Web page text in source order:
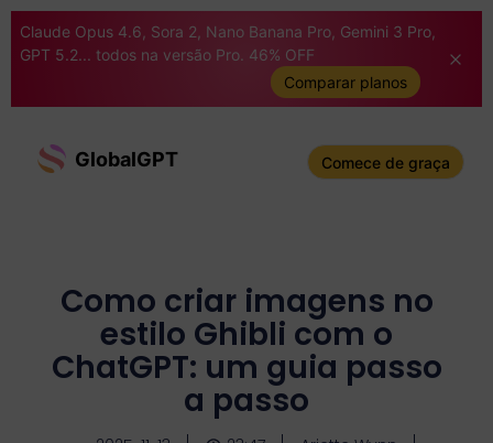
Claude Opus 4.6, Sora 2, Nano Banana Pro, Gemini 3 Pro,
GPT 5.2... todos na versão Pro. 46% OFF
Comparar planos
GlobalGPT Comece de graça
Como criar imagens no
estilo Ghibli com o
ChatGPT: um guia passo
a passo